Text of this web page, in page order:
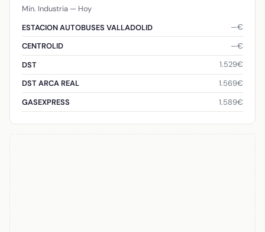
Min. Industria — Hoy
ESTACION AUTOBUSES VALLADOLID
—€
CENTROLID
—€
DST
1.529€
DST ARCA REAL
1.569€
GASEXPRESS
1.589€